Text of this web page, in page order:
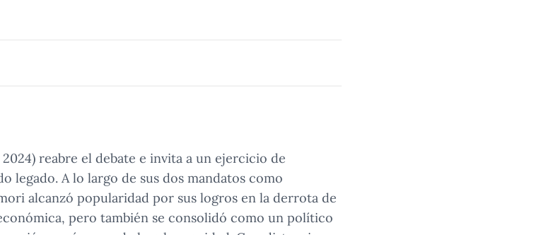
reabre el debate e invita a un ejercicio de
A lo largo de sus dos mandatos como
alcanzó popularidad por sus logros en la derrota de
pero también se consolidó como un político